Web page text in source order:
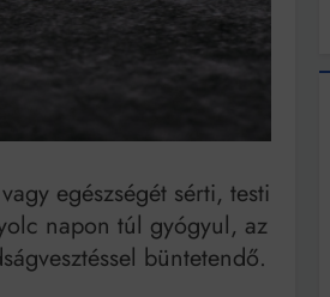
egészségét sérti, testi
napon túl gyógyul, az
büntetendő.